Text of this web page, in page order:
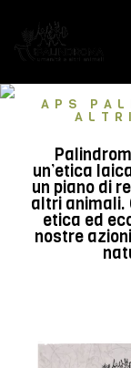
APS
un’etica
un piano di
altri animali.
etica ed
nostre